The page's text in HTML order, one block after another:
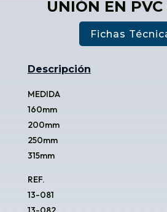
UNIÓN EN
Fichas
Descripción
MEDIDA
160mm
200mm
250mm
315mm
REF.
13-081